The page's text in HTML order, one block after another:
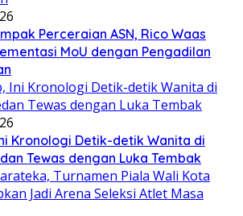
Perceraian ASN, Rico Waas
MoU dengan Pengadilan
Kronologi Detik-detik Wanita di
Tewas dengan Luka Tembak